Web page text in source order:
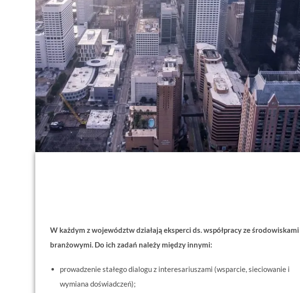
W każdym z województw działają eksperci ds. współpracy ze środowiskami
branżowymi. Do ich zadań należy między innymi:
prowadzenie stałego dialogu z interesariuszami (wsparcie, sieciowanie i
wymiana doświadczeń);